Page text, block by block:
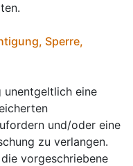
Sperre,
unentgeltlich eine
und/oder eine
zu verlangen.
vorgeschriebene